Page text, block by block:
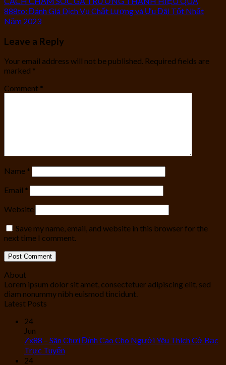
888to: Đánh Giá Dịch Vụ Chất Lượng và Ưu Đãi Tốt Nhất
Năm 2023
Leave a Reply
Your email address will not be published. Required fields are
marked *
Comment *
Name *
Email *
Website
Save my name, email, and website in this browser for the
next time I comment.
About
Lorem ipsum dolor sit amet, consectetuer adipiscing elit, sed
diam nonummy nibh euismod tincidunt.
Latest Posts
24
Jun
Zx88 – Sân Chơi Đỉnh Cao Cho Người Yêu Thích Cờ Bạc
Trực Tuyến
24